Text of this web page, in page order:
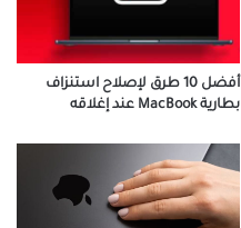
أفضل 10 طرق لإصلاح استنزاف
بطارية MacBook عند إغلاقه